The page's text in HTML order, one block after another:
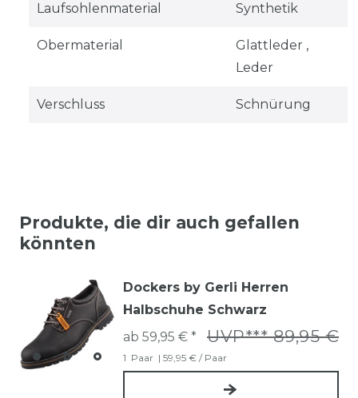
Laufsohlenmaterial Synthetik
Obermaterial
Glattleder ,
Leder
Verschluss Schnürung
Produkte, die dir auch gefallen
könnten
Dockers by Gerli Herren
Halbschuhe Schwarz
UVP*** 89,95 €
ab 59,95 € *
1 Paar | 59,95 € / Paar